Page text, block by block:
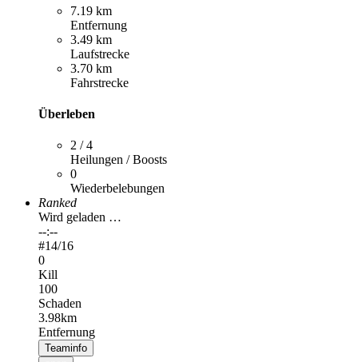
7.19 km
Entfernung
3.49 km
Laufstrecke
3.70 km
Fahrstrecke
Überleben
2 / 4
Heilungen / Boosts
0
Wiederbelebungen
Ranked
Wird geladen …
--:--
#14/16
0
Kill
100
Schaden
3.98km
Entfernung
Teaminfo